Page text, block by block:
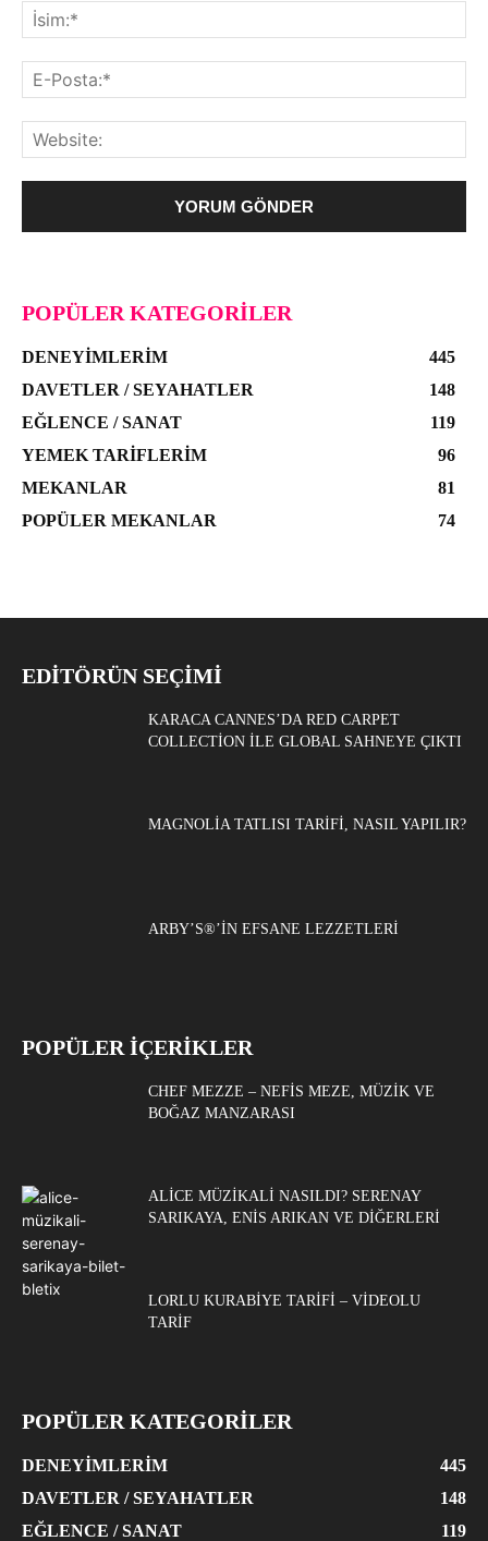
POPÜLER KATEGORILER
DENEYIMLERIM
445
DAVETLER / SEYAHATLER
148
EĞLENCE / SANAT
119
YEMEK TARIFLERIM
96
MEKANLAR
81
POPÜLER MEKANLAR
74
EDITÖRÜN SEÇIMI
KARACA CANNES’DA RED CARPET
COLLECTION ILE GLOBAL SAHNEYE ÇIKTI
MAGNOLIA TATLISI TARIFI, NASIL YAPILIR?
ARBY’S®’IN EFSANE LEZZETLERI
POPÜLER İÇERİKLER
CHEF MEZZE – NEFIS MEZE, MÜZIK VE
BOĞAZ MANZARASI
ALICE MÜZIKALI NASILDI? SERENAY
SARIKAYA, ENIS ARIKAN VE DIĞERLERI
LORLU KURABIYE TARIFI – VIDEOLU
TARIF
POPÜLER KATEGORİLER
DENEYIMLERIM
445
DAVETLER / SEYAHATLER
148
EĞLENCE / SANAT
119